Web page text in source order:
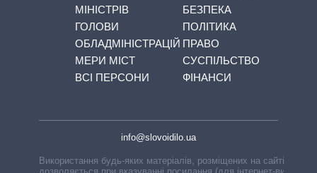
МІНІСТРІВ
ГОЛОВИ
ОБЛАДМІНІСТРАЦІЙ
МЕРИ МІСТ
ВСІ ПЕРСОНИ
БЕЗПЕКА
ПОЛІТИКА
ПРАВО
СУСПІЛЬСТВО
ФІНАНСИ
info@slovoidilo.ua
Використання будь-яких матеріалів, розміщених на сайті,